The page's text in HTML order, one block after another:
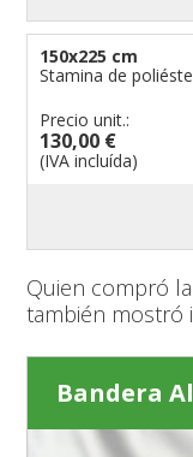
150x225 cm
Stamina de
Precio unit.:
130,00 €
(IVA incluída)
Quien compró la
también mostró
Bandera